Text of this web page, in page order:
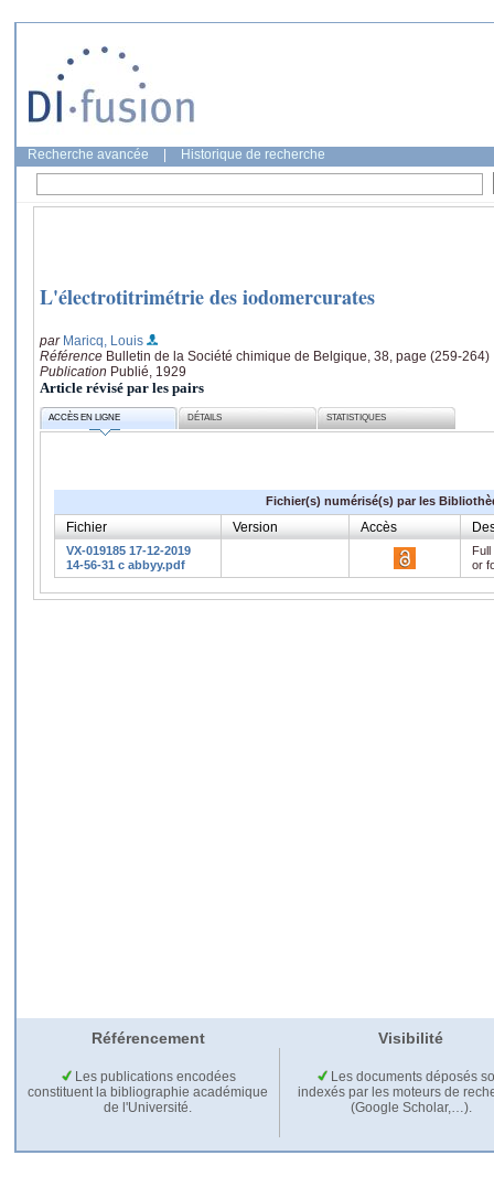
Recherche avancée Historique de recherche
L'électrotitrimétrie des iodomercurates
par Maricq, Louis
Référence Bulletin de la Société chimique de Belgique, 38, page (259-264)
Publication Publié, 1929
Article révisé par les pairs
ACCÈS EN LIGNE DÉTAILS STATISTIQUES
Fichier(s) numérisé(s) par les
Fichier Version Accès
VX-019185 17-12-2019
14-56-31 c abbyy.pdf
or
Référencement Visibilité
Les publications encodées
constituent la bibliographie académique
de l'Université.
Les documents déposés
indexés par les moteurs de
(Google Scholar,…).